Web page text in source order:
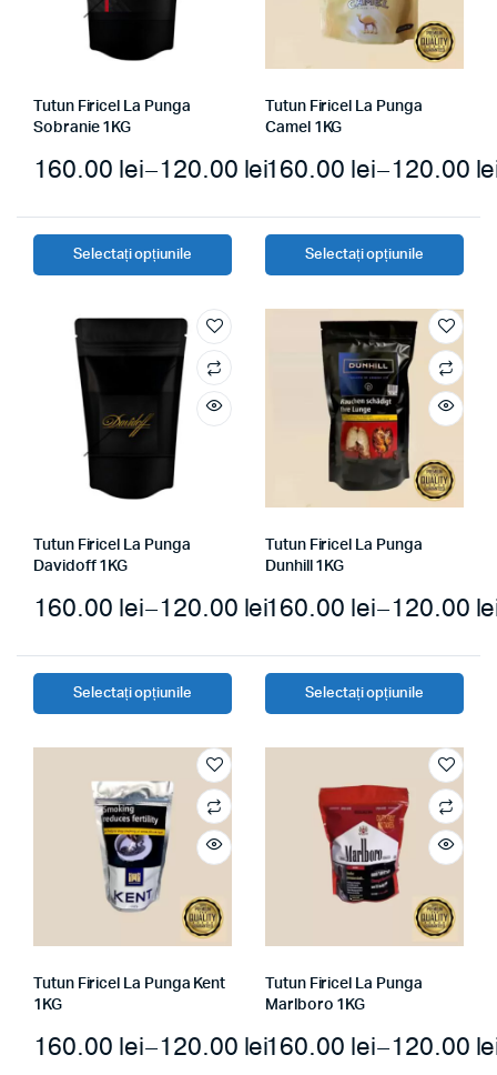
Tutun Firicel La Punga
Sobranie 1KG
120.00 lei
–
160.00 lei
Selectați opțiunile
Tutun Firicel La Punga
Camel 1KG
120.00
–
160.00 lei
Selectați opțiunile
Tutun Firicel La Punga
Davidoff 1KG
120.00 lei
–
160.00 lei
Selectați opțiunile
Tutun Firicel La Punga
Dunhill 1KG
120.00
–
160.00 lei
Selectați opțiunile
Tutun Firicel La Punga Kent
1KG
120.00 lei
–
160.00 lei
Tutun Firicel La Punga
Marlboro 1KG
120.00
–
160.00 lei